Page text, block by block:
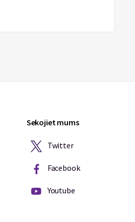
Sekojiet mums
Twitter
Facebook
Youtube